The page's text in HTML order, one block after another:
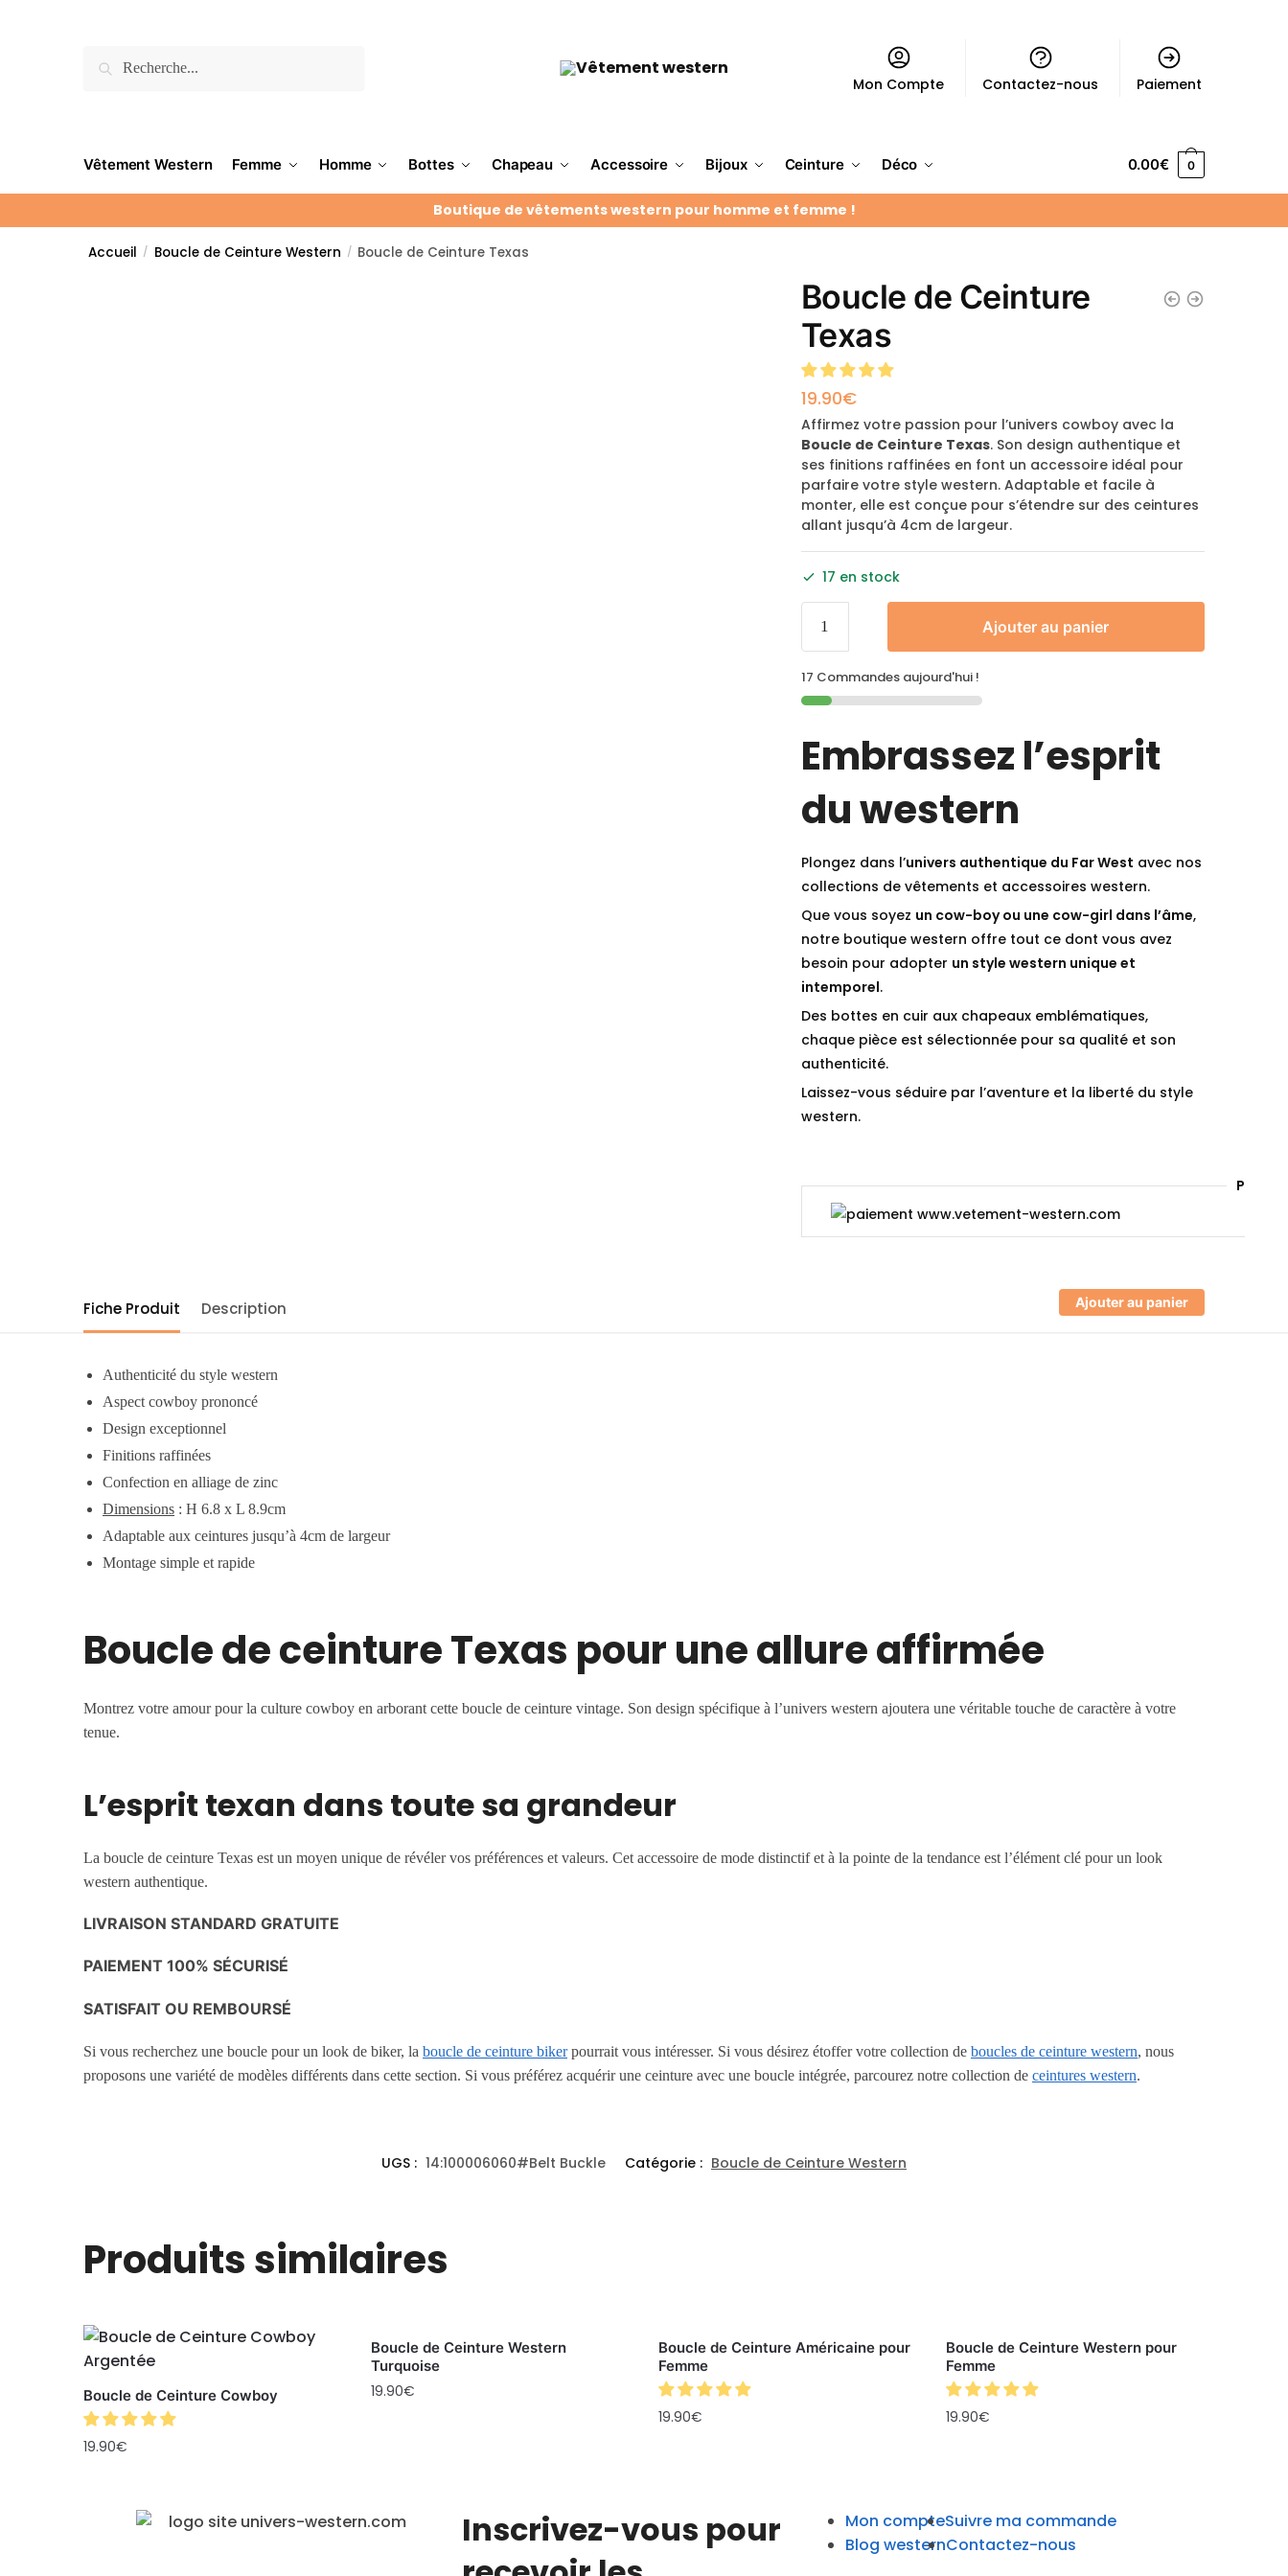
Mon Compte Contactez-nous Paiement
Vêtement Western Femme Homme Bottes Chapeau Accessoire Bijoux Ceinture Déco 0.00€ 0
Boutique de vêtements western pour homme et femme !
Accueil / Boucle de Ceinture Western / Boucle de Ceinture Texas
Boucle de Ceinture
Texas
19.90€
Affirmez votre passion pour l’univers cowboy avec la
Boucle de Ceinture Texas. Son design authentique et
ses finitions raffinées en font un accessoire idéal pour
parfaire votre style western. Adaptable et facile à
monter, elle est conçue pour s’étendre sur des ceintures
allant jusqu’à 4cm de largeur.
17 en stock
Ajouter au panier
17 Commandes aujourd'hui !
Embrassez l’esprit
du western
Plongez dans l’univers authentique du Far West avec nos
collections de vêtements et accessoires western.
Que vous soyez un cow-boy ou une cow-girl dans l’âme,
notre boutique western offre tout ce dont vous avez
besoin pour adopter un style western unique et
intemporel.
Des bottes en cuir aux chapeaux emblématiques,
chaque pièce est sélectionnée pour sa qualité et son
authenticité.
Laissez-vous séduire par l’aventure et la liberté du style
western.
Fiche Produit Description Ajouter au panier
Authenticité du style western
Aspect cowboy prononcé
Design exceptionnel
Finitions raffinées
Confection en alliage de zinc
Dimensions : H 6.8 x L 8.9cm
Adaptable aux ceintures jusqu’à 4cm de largeur
Montage simple et rapide
Boucle de ceinture Texas pour une allure affirmée
Montrez votre amour pour la culture cowboy en arborant cette boucle de ceinture vintage. Son design spécifique à l’univers western ajoutera une véritable touche de caractère à votre
tenue.
L’esprit texan dans toute sa grandeur
La boucle de ceinture Texas est un moyen unique de révéler vos préférences et valeurs. Cet accessoire de mode distinctif et à la pointe de la tendance est l’élément clé pour un look
western authentique.
LIVRAISON STANDARD GRATUITE
PAIEMENT 100% SÉCURISÉ
SATISFAIT OU REMBOURSÉ
Si vous recherchez une boucle pour un look de biker, laboucle de ceinture bikerpourrait vous intéresser. Si vous désirez étoffer votre collection deboucles de ceinture western, nous
proposons une variété de modèles différents dans cette section. Si vous préférez acquérir une ceinture avec une boucle intégrée, parcourez notre collection deceintures western.
UGS : 14:100006060#Belt Buckle Catégorie : Boucle de Ceinture Western
Produits similaires
Boucle de Ceinture Cowboy
19.90€
Boucle de Ceinture Western
Turquoise
19.90€
Boucle de Ceinture Américaine pour
Femme
19.90€
Boucle de Ceinture Western pour
Femme
19.90€
Inscrivez-vous pour
Mon compteSuivre ma commande
Blog westernContactez-nous